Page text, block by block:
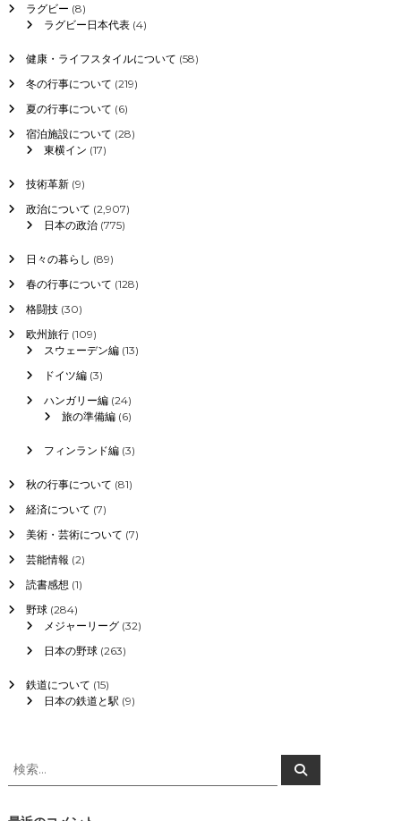
ラグビー (8)
ラグビー日本代表(4)
健康・ライフスタイルについて (58)
冬の行事について (219)
夏の行事について (6)
宿泊施設について (28)
東横イン (17)
技術革新(9)
政治について (2,907)
日本の政治(775)
日々の暮らし (89)
春の行事について (128)
格闘技(30)
欧州旅行(109)
スウェーデン編(13)
ドイツ編(3)
ハンガリー編(24)
旅の準備編(6)
フィンランド編(3)
秋の行事について (81)
経済について (7)
美術・芸術について (7)
芸能情報 (2)
読書感想 (1)
野球(284)
メジャーリーグ(32)
日本の野球(263)
鉄道について (15)
日本の鉄道と駅 (9)
検
索
検
索